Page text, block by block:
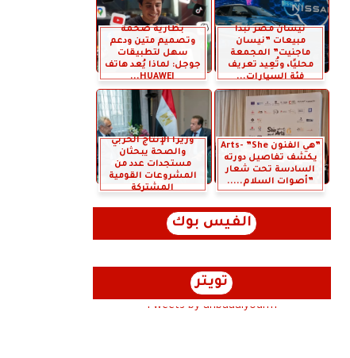
نيسان مصر تبدأ
مبيعات ”نيسان
ماجنيت” المجمعة
محليًا، وتُعِيد تعريف
فئة السيارات...
بطارية ضخمة
وتصميم متين ودعم
سهل لتطبيقات
جوجل: لماذا يُعد هاتف
HUAWEI...
”هي الفنون Arts- ”She
يكشف تفاصيل دورته
السادسة تحت شعار
”أصوات السلام.....
وزيرا الإنتاج الحربي
والصحة يبحثان
مستجدات عدد من
المشروعات القومية
المشتركة
الفيس بوك
تويتر
Tweets by anbaaalyoum1